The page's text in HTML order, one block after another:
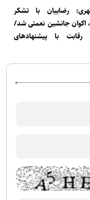
رضاییان با تشکر
اکوان جانشین نعمتی شد/
رقابت با پیشنهاد‌های